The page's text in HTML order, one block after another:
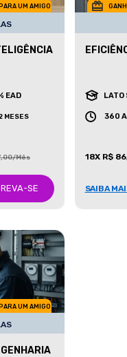
UM AMIGO
EAD
MESES
Mês
SE
LATO
360
18X R$
SAIBA
UM AMIGO